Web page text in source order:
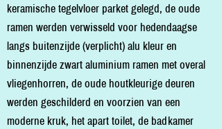
keramische tegelvloer parket gelegd, de oude
ramen werden verwisseld voor hedendaagse
langs buitenzijde (verplicht) alu kleur en
binnenzijde zwart aluminium ramen met overal
vliegenhorren, de oude houtkleurige deuren
werden geschilderd en voorzien van een
moderne kruk, het apart toilet, de badkamer